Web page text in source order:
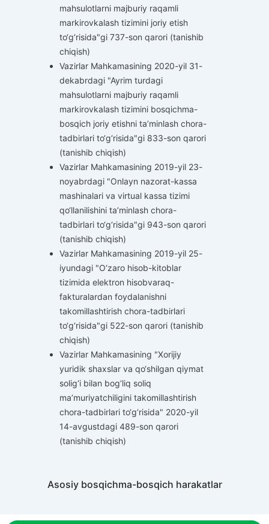
mahsulotlarni majburiy raqamli
markirovkalash tizimini joriy etish
to‘g‘risida"gi 737-son qarori (tanishib
chiqish)
Vazirlar Mahkamasining 2020-yil 31-
dekabrdagi "Ayrim turdagi
mahsulotlarni majburiy raqamli
markirovkalash tizimini bosqichma-
bosqich joriy etishni ta’minlash chora-
tadbirlari to‘g‘risida"gi 833-son qarori
(tanishib chiqish)
Vazirlar Mahkamasining 2019-yil 23-
noyabrdagi "Onlayn nazorat-kassa
mashinalari va virtual kassa tizimi
qo‘llanilishini ta’minlash chora-
tadbirlari to‘g‘risida"gi 943-son qarori
(tanishib chiqish)
Vazirlar Mahkamasining 2019-yil 25-
iyundagi "O‘zaro hisob-kitoblar
tizimida elektron hisobvaraq-
fakturalardan foydalanishni
takomillashtirish chora-tadbirlari
to‘g‘risida"gi 522-son qarori (tanishib
chiqish)
Vazirlar Mahkamasining "Xorijiy
yuridik shaxslar va qo‘shilgan qiymat
solig‘i bilan bog‘liq soliq
ma’muriyatchiligini takomillashtirish
chora-tadbirlari to‘g‘risida" 2020-yil
14-avgustdagi 489-son qarori
(tanishib chiqish)
Asosiy bosqichma-bosqich harakatlar